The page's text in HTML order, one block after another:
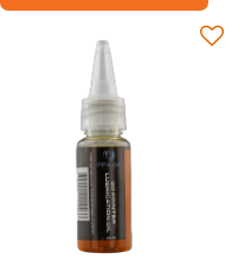
potravinářské a vyrobené tak, aby
vydrželo v náročných...